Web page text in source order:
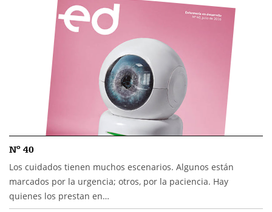
Nº 40
Los cuidados tienen muchos escenarios. Algunos están
marcados por la urgencia; otros, por la paciencia. Hay
quienes los prestan en…